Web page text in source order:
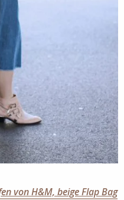
von H&M, beige Flap Bag